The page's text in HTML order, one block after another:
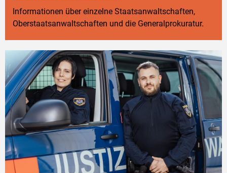
Informationen über einzelne Staatsanwaltschaften,
Oberstaatsanwaltschaften und die Generalprokuratur.